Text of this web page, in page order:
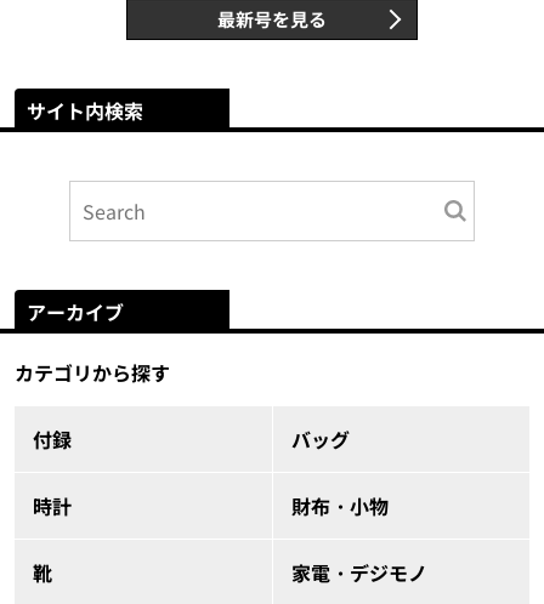
最新号を見る
サイト内検索
アーカイブ
カテゴリから探す
付録 バッグ
時計 財布・小物
靴 家電・デジモノ